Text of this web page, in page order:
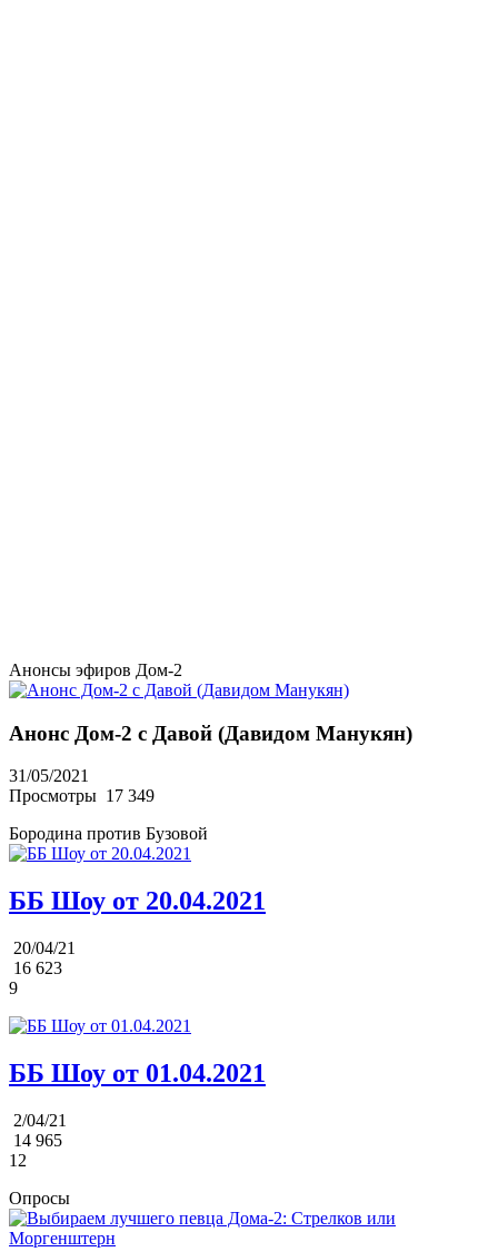
Анонсы эфиров Дом-2
Анонс Дом-2 с Давой (Давидом Манукян)
31/05/2021
Просмотры 17 349
Бородина против Бузовой
ББ Шоу от 20.04.2021
20/04/21
16 623
9
ББ Шоу от 01.04.2021
2/04/21
14 965
12
Опросы